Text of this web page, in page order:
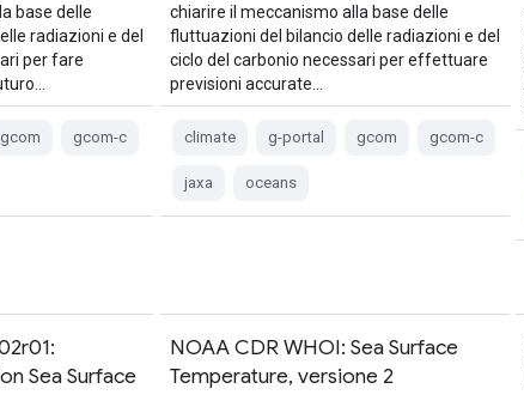
base delle
radiazioni e del
per fare
gcom gcom-c
chiarire il meccanismo alla base delle
fluttuazioni del bilancio delle radiazioni e del
ciclo del carbonio necessari per effettuare
previsioni accurate…
climate g-portal gcom gcom-c
jaxa oceans
Sea Surface
NOAA CDR WHOI: Sea Surface
Temperature, versione 2